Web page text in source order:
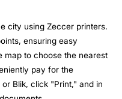
city using Zeccer printers.
ensuring easy
map to choose the nearest
pay for the
Blik, click "Print," and in